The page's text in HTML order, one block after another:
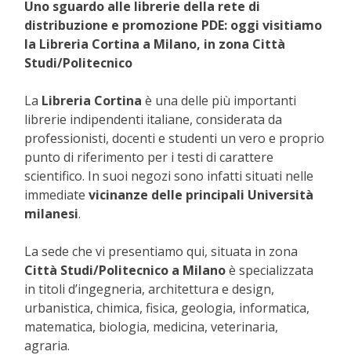
Uno sguardo alle librerie della rete di
distribuzione e promozione PDE: oggi visitiamo
la Libreria Cortina a Milano, in zona Città
Studi/Politecnico
La Libreria Cortina è una delle più importanti
librerie indipendenti italiane, considerata da
professionisti, docenti e studenti un vero e proprio
punto di riferimento per i testi di carattere
scientifico. In suoi negozi sono infatti situati nelle
immediate vicinanze delle principali Università
milanesi.
La sede che vi presentiamo qui, situata in zona
Città Studi/Politecnico a Milanoè specializzata
in titoli d’ingegneria, architettura e design,
urbanistica, chimica, fisica, geologia, informatica,
matematica, biologia, medicina, veterinaria,
agraria.